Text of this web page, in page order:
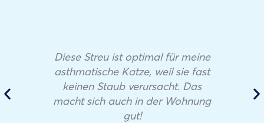
Diese Streu ist optimal für meine
asthmatische Katze, weil sie fast
keinen Staub verursacht. Das
macht sich auch in der Wohnung
gut!